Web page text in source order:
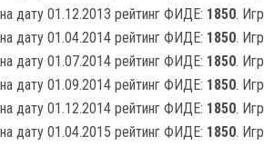
на дату 01.12.2013 рейтинг ФИДЕ: 1850.
на дату 01.04.2014 рейтинг ФИДЕ: 1850.
на дату 01.07.2014 рейтинг ФИДЕ: 1850.
на дату 01.09.2014 рейтинг ФИДЕ: 1850.
на дату 01.12.2014 рейтинг ФИДЕ: 1850.
на дату 01.04.2015 рейтинг ФИДЕ: 1850.